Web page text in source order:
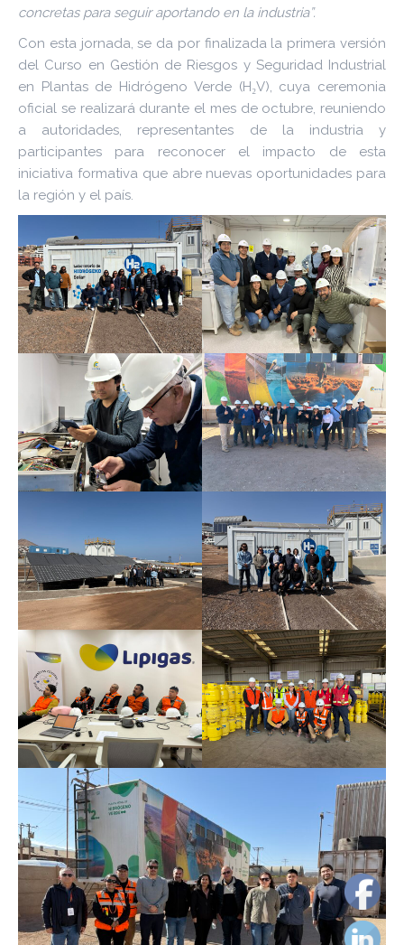
concretas para seguir aportando en la industria”.
Con esta jornada, se da por finalizada la primera versión
del Curso en Gestión de Riesgos y Seguridad Industrial
en Plantas de Hidrógeno Verde (H₂V), cuya ceremonia
oficial se realizará durante el mes de octubre, reuniendo
a autoridades, representantes de la industria y
participantes para reconocer el impacto de esta
iniciativa formativa que abre nuevas oportunidades para
la región y el país.